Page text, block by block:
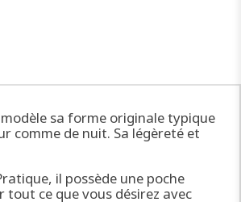
sa forme originale typique
comme de nuit. Sa légèreté et
il possède une poche
ce que vous désirez avec